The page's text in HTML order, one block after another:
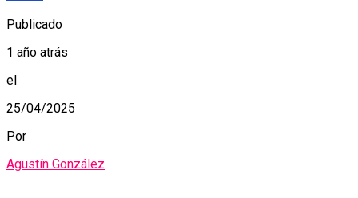
Publicado
1 año atrás
el
25/04/2025
Por
Agustín González